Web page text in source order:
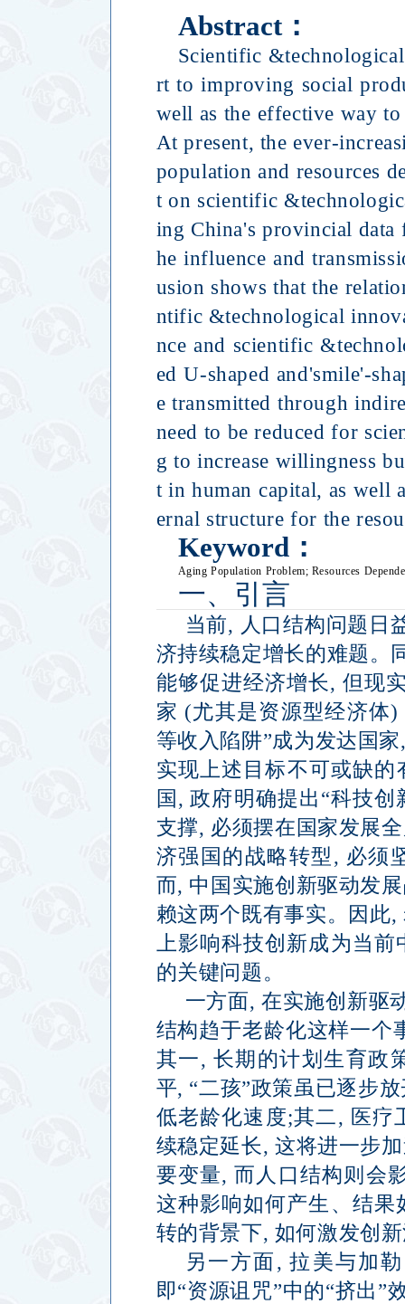
Abstract：
Scientific
rt to improving social
well as the effective way
At present, the ever-
population and resources
t on scientific
ing China's provincial data
he influence and
usion shows that the
ntific &technological
nce and scientific
ed U-shaped and'smile'-
e transmitted through
need to be reduced for
g to increase willingness
t in human capital, as well
ernal structure for the
Keyword：
Aging Population Problem; Resources
一、引言
当前, 人口结构问题日
济持续稳定增长的难题。
能够促进经济增长, 但现
家 (尤其是资源型经济体)
等收入陷阱”成为发达国家
实现上述目标不可或缺
国 ,政府明确提出“科技创
支撑, 必须摆在国家发展
济强国的战略转型, 必须
而, 中国实施创新驱动发
赖这两个既有事实。因此,
上影响科技创新成为当
的关键问题。
一方面, 在实施创新驱
结构趋于老龄化这样一个
其一, 长期的计划生育政
平, “二孩”政策虽已逐步放
低老龄化速度;其二, 医疗
续稳定延长, 这将进一步
要变量,而人口结构则会
这种影响如何产生、结
转的背景下, 如何激发创
另一方面,拉美与加
即“资源诅咒”中的“挤出”